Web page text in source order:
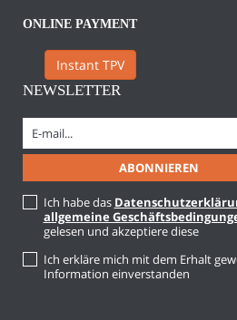
ONLINE PAYMENT
Instant TPV
NEWSLETTER
Ich habe das
allgemeine
gelesen und akzeptiere diese
Ich erkläre mich mit dem Erhalt
Information einverstanden